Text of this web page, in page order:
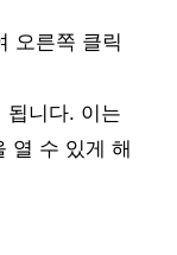
오른쪽 클릭
됩니다. 이는
열 수 있게 해